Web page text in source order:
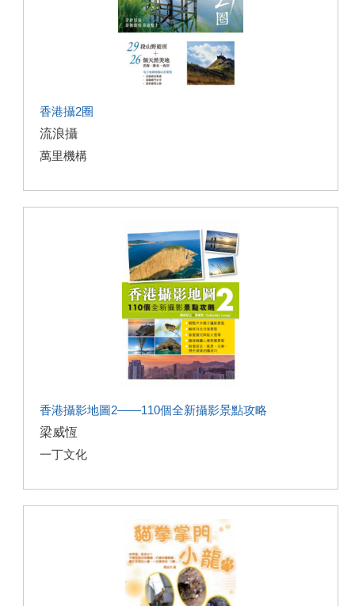
香港攝2圈
流浪攝
萬里機構
香港攝影地圖2——110個全新攝影景點攻略
梁威恆
一丁文化